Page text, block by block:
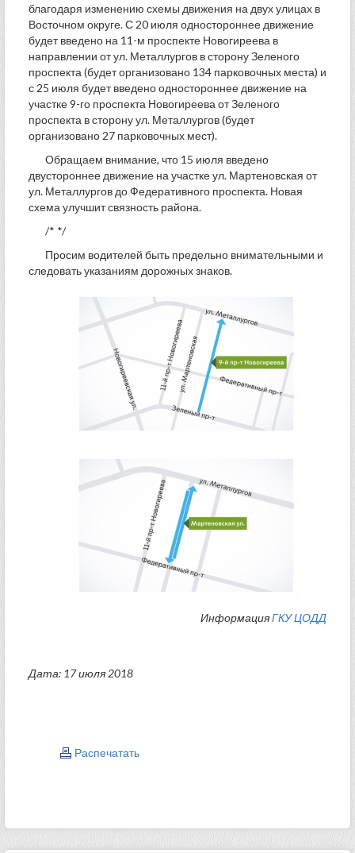
благодаря изменению схемы движения на двух улицах в
Восточном округе. С 20 июля одностороннее движение
будет введено на 11-м проспекте Новогиреева в
направлении от ул. Металлургов в сторону Зеленого
проспекта (будет организовано 134 парковочных места) и
с 25 июля будет введено одностороннее движение на
участке 9-го проспекта Новогиреева от Зеленого
проспекта в сторону ул. Металлургов (будет
организовано 27 парковочных мест).
Обращаем внимание, что 15 июля введено
двустороннее движение на участке ул. Мартеновская от
ул. Металлургов до Федеративного проспекта. Новая
схема улучшит связность района.
/* */
Просим водителей быть предельно внимательными и
следовать указаниям дорожных знаков.
ИнформацияГКУ ЦОДД
Дата: 17 июля 2018
Распечатать